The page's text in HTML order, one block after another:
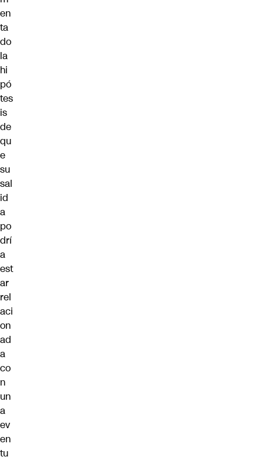
en
ta
do
la
hi
pó
tes
is
de
qu
e
su
sal
id
a
po
drí
a
est
ar
rel
aci
on
ad
a
co
n
un
a
ev
en
tu